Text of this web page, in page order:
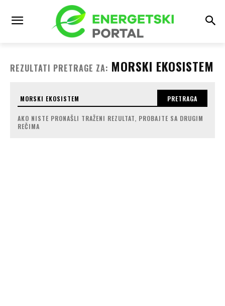
REZULTATI PRETRAGE ZA: MORSKI EKOSISTEM
PRETRAGA
AKO NISTE PRONAŠLI TRAŽENI REZULTAT, PROBAJTE SA DRUGIM
REČIMA